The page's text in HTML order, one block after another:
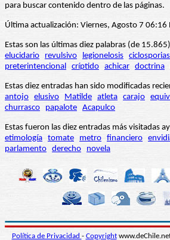
para buscar contenido dentro de las páginas.
Última actualización: Viernes, Agosto 7 06:16
Estas son las últimas diez palabras (de
elucidario
revulsivo legionelosis
preterintencional
críptido achicar doctrina
Estas diez entradas han sido modificadas
antojo elusivo Matilde atleta carajo
churrasco
papalote Acapulco
Estas fueron las diez entradas más visitadas
etimología tomate metro financiero
parlamento derecho novela
Política de Privacidad - Copyright